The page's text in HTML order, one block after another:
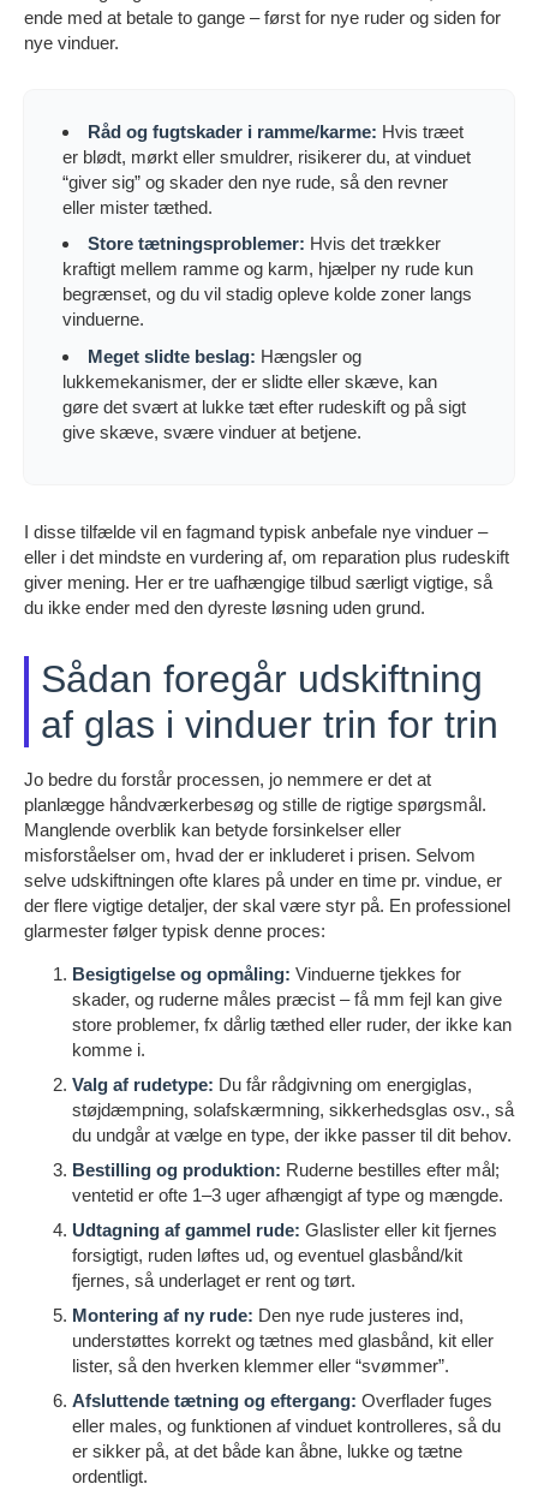
ende med at betale to gange – først for nye ruder og siden for
nye vinduer.
Råd og fugtskader i ramme/karme: Hvis træet
er blødt, mørkt eller smuldrer, risikerer du, at vinduet
“giver sig” og skader den nye rude, så den revner
eller mister tæthed.
Store tætningsproblemer: Hvis det trækker
kraftigt mellem ramme og karm, hjælper ny rude kun
begrænset, og du vil stadig opleve kolde zoner langs
vinduerne.
Meget slidte beslag: Hængsler og
lukkemekanismer, der er slidte eller skæve, kan
gøre det svært at lukke tæt efter rudeskift og på sigt
give skæve, svære vinduer at betjene.
I disse tilfælde vil en fagmand typisk anbefale nye vinduer –
eller i det mindste en vurdering af, om reparation plus rudeskift
giver mening. Her er tre uafhængige tilbud særligt vigtige, så
du ikke ender med den dyreste løsning uden grund.
Sådan foregår udskiftning
af glas i vinduer trin for trin
Jo bedre du forstår processen, jo nemmere er det at
planlægge håndværkerbesøg og stille de rigtige spørgsmål.
Manglende overblik kan betyde forsinkelser eller
misforståelser om, hvad der er inkluderet i prisen. Selvom
selve udskiftningen ofte klares på under en time pr. vindue, er
der flere vigtige detaljer, der skal være styr på. En professionel
glarmester følger typisk denne proces:
Besigtigelse og opmåling: Vinduerne tjekkes for
skader, og ruderne måles præcist – få mm fejl kan give
store problemer, fx dårlig tæthed eller ruder, der ikke kan
komme i.
Valg af rudetype: Du får rådgivning om energiglas,
støjdæmpning, solafskærmning, sikkerhedsglas osv., så
du undgår at vælge en type, der ikke passer til dit behov.
Bestilling og produktion: Ruderne bestilles efter mål;
ventetid er ofte 1–3 uger afhængigt af type og mængde.
Udtagning af gammel rude: Glaslister eller kit fjernes
forsigtigt, ruden løftes ud, og eventuel glasbånd/kit
fjernes, så underlaget er rent og tørt.
Montering af ny rude: Den nye rude justeres ind,
understøttes korrekt og tætnes med glasbånd, kit eller
lister, så den hverken klemmer eller “svømmer”.
Afsluttende tætning og eftergang: Overflader fuges
eller males, og funktionen af vinduet kontrolleres, så du
er sikker på, at det både kan åbne, lukke og tætne
ordentligt.